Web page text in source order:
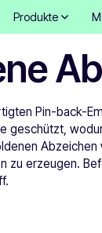
Produkte
Pin-back-
geschützt,
zu erzeugen.